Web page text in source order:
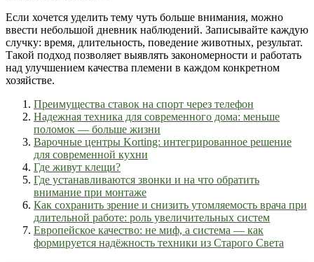
Если хочется уделить тему чуть больше внимания, можно
ввести небольшой дневник наблюдений. Записывайте каждую
случку: время, длительность, поведение животных, результат.
Такой подход позволяет выявлять закономерности и работать
над улучшением качества племени в каждом конкретном
хозяйстве.
Преимущества ставок на спорт через телефон
Надежная техника для современного дома: меньше
поломок — больше жизни
Варочные центры Korting: интегрированное решение
для современной кухни
Где живут клещи?
Где устанавливаются звонки и на что обратить
внимание при монтаже
Как сохранить зрение и снизить утомляемость врача при
длительной работе: роль увеличительных систем
Европейское качество: не миф, а система — как
формируется надёжность техники из Старого Света